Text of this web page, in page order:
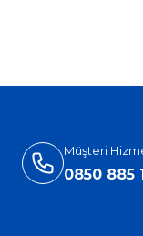
Müşteri
0850 885